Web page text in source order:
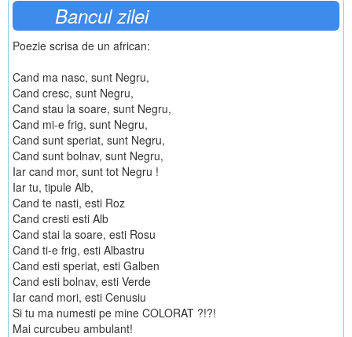
Bancul zilei
Poezie scrisa de un african:
Cand ma nasc, sunt Negru,
Cand cresc, sunt Negru,
Cand stau la soare, sunt Negru,
Cand mi-e frig, sunt Negru,
Cand sunt speriat, sunt Negru,
Cand sunt bolnav, sunt Negru,
Iar cand mor, sunt tot Negru !
Iar tu, tipule Alb,
Cand te nasti, esti Roz
Cand cresti esti Alb
Cand stai la soare, esti Rosu
Cand ti-e frig, esti Albastru
Cand esti speriat, esti Galben
Cand esti bolnav, esti Verde
Iar cand mori, esti Cenusiu
Si tu ma numesti pe mine COLORAT ?!?!
Mai curcubeu ambulant!